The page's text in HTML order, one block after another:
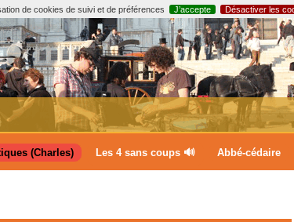
de cookies de suivi et de préférences J’accepte Désactiver les
(Charles) Les 4 sans coups 🔊 Abbé-cédaire